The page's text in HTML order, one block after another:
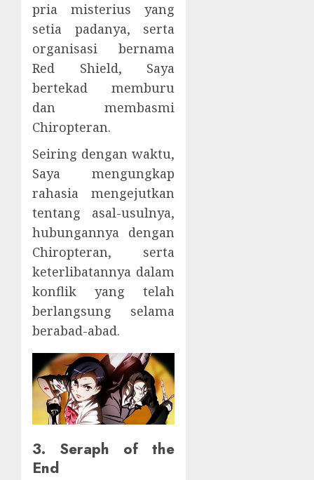
pria misterius yang
setia padanya, serta
organisasi bernama
Red Shield, Saya
bertekad memburu
dan membasmi
Chiropteran.
Seiring dengan waktu,
Saya mengungkap
rahasia mengejutkan
tentang asal-usulnya,
hubungannya dengan
Chiropteran, serta
keterlibatannya dalam
konflik yang telah
berlangsung selama
berabad-abad.
3. Seraph of the
End